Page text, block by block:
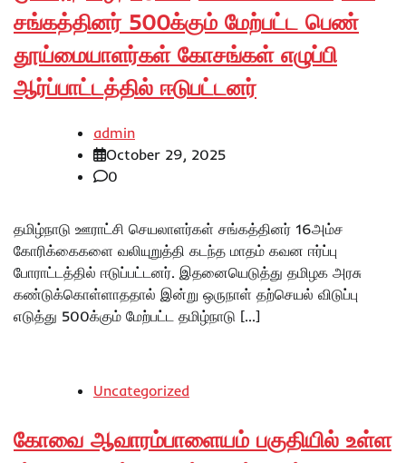
சங்கத்தினர் 500க்கும் மேற்பட்ட பெண்
தூய்மையாளர்கள் கோசங்கள் எழுப்பி
ஆர்ப்பாட்டத்தில் ஈடுபட்டனர்
admin
October 29, 2025
0
தமிழ்நாடு ஊராட்சி செயலாளர்கள் சங்கத்தினர் 16அம்ச
கோரிக்கைகளை வலியுறுத்தி கடந்த மாதம் கவன ஈர்ப்பு
போராட்டத்தில் ஈடுப்பட்டனர். இதனையெடுத்து தமிழக அரசு
கண்டுக்கொள்ளாததால் இன்று ஒருநாள் தற்செயல் விடுப்பு
எடுத்து 500க்கும் மேற்பட்ட தமிழ்நாடு […]
Uncategorized
கோவை ஆவாரம்பாளையம் பகுதியில் உள்ள